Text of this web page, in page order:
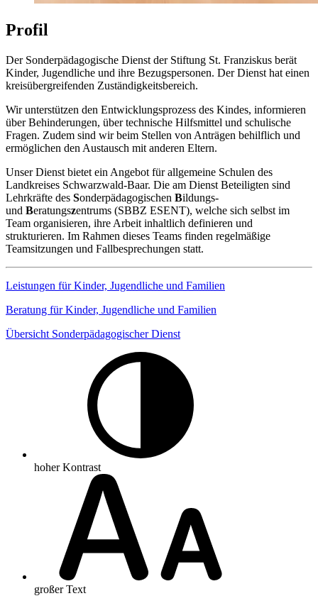
Profil
Der Sonderpädagogische Dienst der Stiftung St. Franziskus berät
Kinder, Jugendliche und ihre Bezugspersonen. Der Dienst hat einen
kreisübergreifenden Zuständigkeitsbereich.
Wir unterstützen den Entwicklungsprozess des Kindes, informieren
über Behinderungen, über technische Hilfsmittel und schulische
Fragen. Zudem sind wir beim Stellen von Anträgen behilflich und
ermöglichen den Austausch mit anderen Eltern.
Unser Dienst bietet ein Angebot für allgemeine Schulen des
Landkreises Schwarzwald-Baar. Die am Dienst Beteiligten sind
Lehrkräfte des Sonderpädagogischen Bildungs-
und Beratungszentrums (SBBZ ESENT), welche sich selbst im
Team organisieren, ihre Arbeit inhaltlich definieren und
strukturieren. Im Rahmen dieses Teams finden regelmäßige
Teamsitzungen und Fallbesprechungen statt.
Leistungen für Kinder, Jugendliche und Familien
Beratung für Kinder, Jugendliche und Familien
Übersicht Sonderpädagogischer Dienst
hoher Kontrast
großer Text